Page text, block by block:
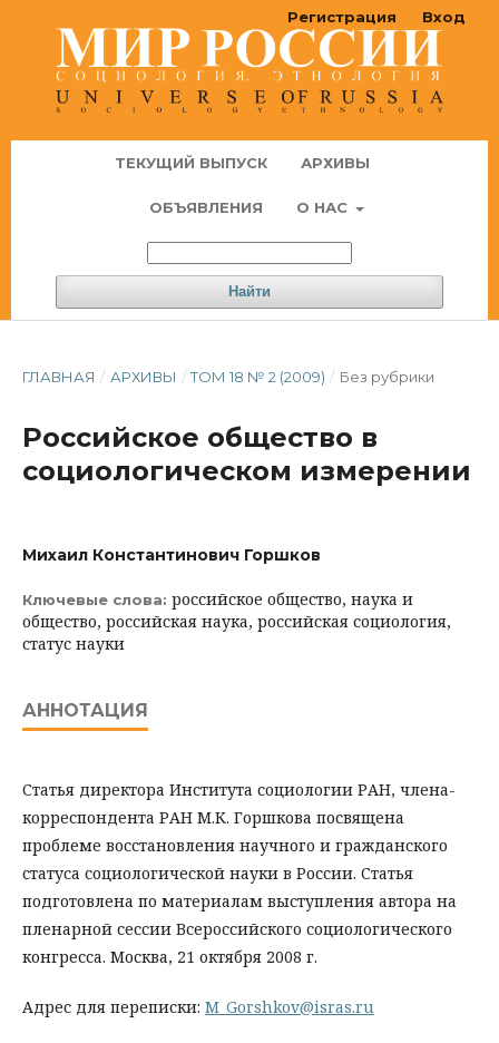
ТЕКУЩИЙ ВЫПУСК АРХИВЫ
ОБЪЯВЛЕНИЯ О НАС
Найти
Регистрация Вход
ГЛАВНАЯ / АРХИВЫ / ТОМ 18 № 2 (2009) / Без рубрики
Российское общество в
социологическом измерении
Михаил Константинович Горшков
Ключевые слова: российское общество, наука и
общество, российская наука, российская социология,
статус науки
АННОТАЦИЯ
Статья директора Института социологии РАН, члена-
корреспондента РАН М.К. Горшкова посвящена
проблеме восстановления научного и гражданского
статуса социологической науки в России. Статья
подготовлена по материалам выступления автора на
пленарной сессии Всероссийского социологического
конгресса. Москва, 21 октября 2008 г.
Адрес для переписки: M_Gorshkov@isras.ru